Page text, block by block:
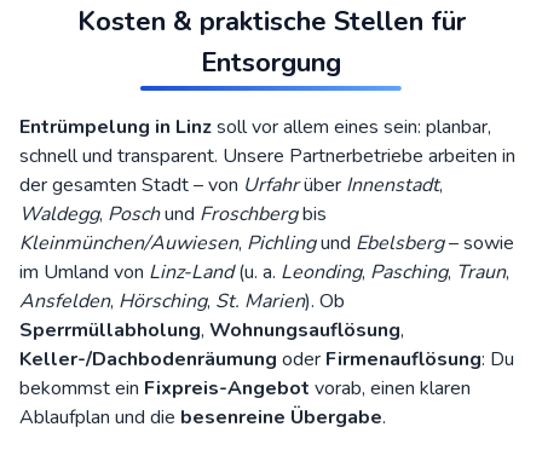
Kosten & praktische Stellen für
Entsorgung
Entrümpelung in Linzsoll vor allem eines sein: planbar,
schnell und transparent. Unsere Partnerbetriebe arbeiten in
der gesamten Stadt – von Urfahrüber Innenstadt,
Waldegg, Poschund Froschbergbis
Kleinmünchen/Auwiesen, Pichlingund Ebelsberg– sowie
im Umland von Linz-Land(u. a. Leonding, Pasching, Traun,
Ansfelden, Hörsching, St. Marien). Ob
Sperrmüllabholung, Wohnungsauflösung,
Keller-/Dachbodenräumung oder Firmenauflösung: Du
bekommst ein Fixpreis-Angebot vorab, einen klaren
Ablaufplan und die besenreine Übergabe.